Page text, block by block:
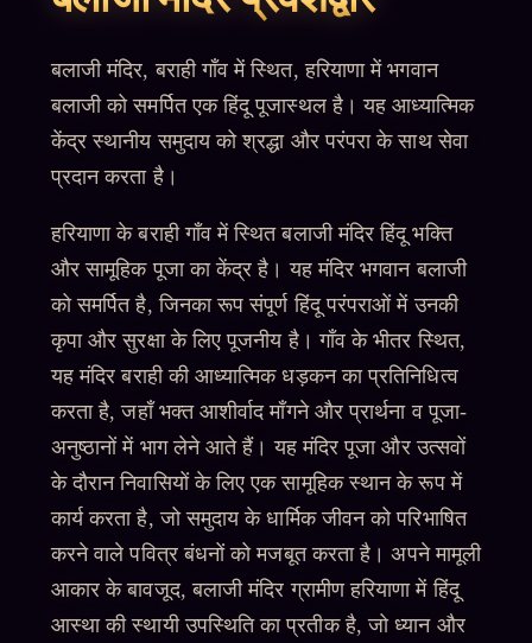
बलाजी मंदिर, बराही गाँव में स्थित, हरियाणा में भगवान
बलाजी को समर्पित एक हिंदू पूजास्थल है। यह आध्यात्मिक
केंद्र स्थानीय समुदाय को श्रद्धा और परंपरा के साथ सेवा
प्रदान करता है।
हरियाणा के बराही गाँव में स्थित बलाजी मंदिर हिंदू भक्ति
और सामूहिक पूजा का केंद्र है। यह मंदिर भगवान बलाजी
को समर्पित है, जिनका रूप संपूर्ण हिंदू परंपराओं में उनकी
कृपा और सुरक्षा के लिए पूजनीय है। गाँव के भीतर स्थित,
यह मंदिर बराही की आध्यात्मिक धड़कन का प्रतिनिधित्व
करता है, जहाँ भक्त आशीर्वाद माँगने और प्रार्थना व पूजा-
अनुष्ठानों में भाग लेने आते हैं। यह मंदिर पूजा और उत्सवों
के दौरान निवासियों के लिए एक सामूहिक स्थान के रूप में
कार्य करता है, जो समुदाय के धार्मिक जीवन को परिभाषित
करने वाले पवित्र बंधनों को मजबूत करता है। अपने मामूली
आकार के बावजूद, बलाजी मंदिर ग्रामीण हरियाणा में हिंदू
आस्था की स्थायी उपस्थिति का प्रतीक है, जो ध्यान और